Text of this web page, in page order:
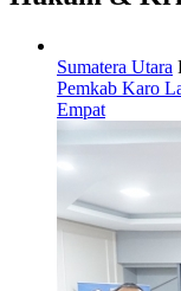
Sumatera Utara
Pemkab Karo
Empat